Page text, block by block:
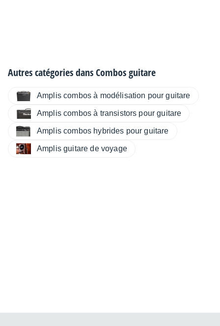
Autres catégories dansCombos guitare
Amplis combos à modélisation pour guitare
Amplis combos à transistors pour guitare
Amplis combos hybrides pour guitare
Amplis guitare de voyage